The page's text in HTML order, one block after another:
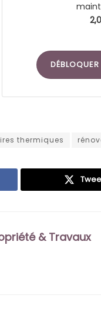
thermiques
& Travaux